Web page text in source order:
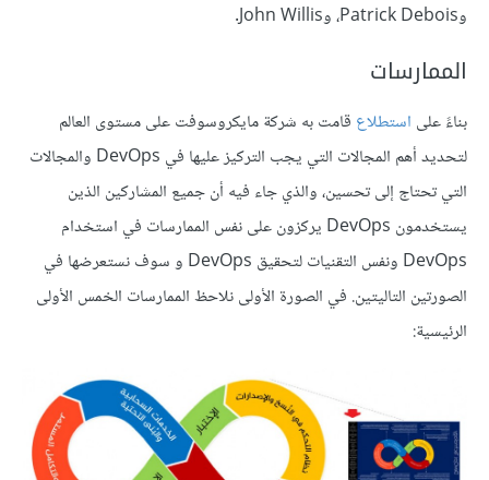
وPatrick Debois، وJohn Willis.
الممارسات
بناءً على استطلاع قامت به شركة مايكروسوفت على مستوى العالم
لتحديد أهم المجالات التي يجب التركيز عليها في DevOps والمجالات
التي تحتاج إلى تحسين، والذي جاء فيه أن جميع المشاركين الذين
يستخدمون DevOps يركزون على نفس الممارسات في استخدام
DevOps ونفس التقنيات لتحقيق DevOps و سوف نستعرضها في
الصورتين التاليتين. في الصورة الأولى نلاحظ الممارسات الخمس الأولى
الرئيسية: